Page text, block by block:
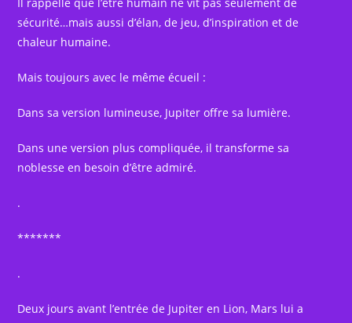
sécurité…mais aussi d’élan, de jeu, d’inspiration et de
chaleur humaine.
Mais toujours avec le même écueil :
Dans sa version lumineuse, Jupiter offre sa lumière.
Dans une version plus compliquée, il transforme sa
noblesse en besoin d’être admiré.
.
*******
.
Deux jours avant l’entrée de Jupiter en Lion, Mars lui a